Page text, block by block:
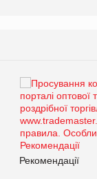
Рекомендації